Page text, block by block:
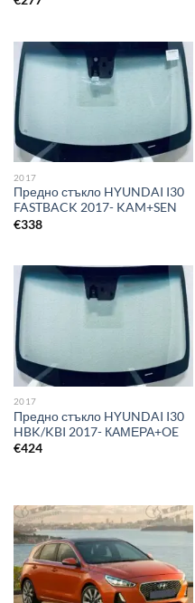
2017
Предно стъкло HYUNDAI I30
FASTBACK 2017- KAM+SEN
€338
2017
Предно стъкло HYUNDAI I30
HBK/KBI 2017- КАМЕРА+OE
€424